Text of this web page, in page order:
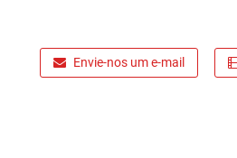
Envie-nos um e-mail